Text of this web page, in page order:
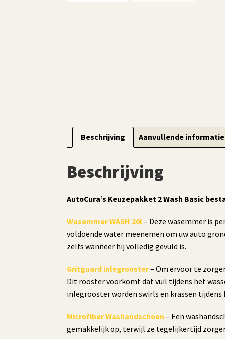
Beschrijving Aanvullende informatie
Beschrijving
AutoCura’s Keuzepakket 2 Wash Basic
Wasemmer WASH 20l– Deze wasemmer is
voldoende water meenemen om uw auto
zelfs wanneer hij volledig gevuld is.
Gritguard inlegrooster– Om ervoor te
Dit rooster voorkomt dat vuil tijdens het
inlegrooster worden swirls en krassen
Microfiber Washandschoen – Een
gemakkelijk op, terwijl ze tegelijkertijd